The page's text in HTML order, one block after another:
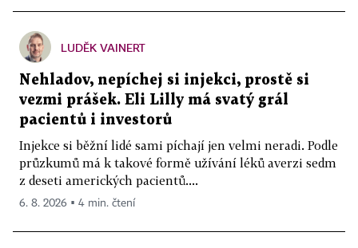
LUDĚK VAINERT
Nehladov, nepíchej si injekci, prostě si
vezmi prášek. Eli Lilly má svatý grál
pacientů i investorů
Injekce si běžní lidé sami píchají jen velmi neradi. Podle
průzkumů má k takové formě užívání léků averzi sedm
z deseti amerických pacientů....
6. 8. 2026 ▪ 4 min. čtení